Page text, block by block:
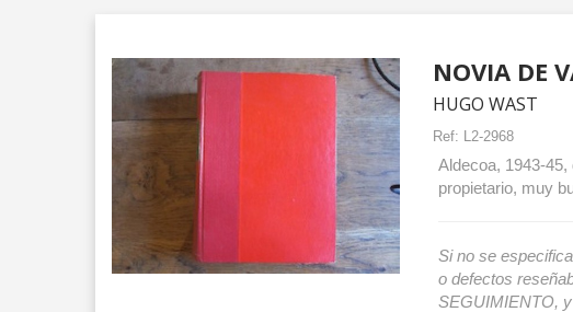
NOVIA DE
HUGO WAST
Ref: L2-2968
Aldecoa, 1943-
propietario, muy
Si no se
o defectos
SEGUIMIENTO,